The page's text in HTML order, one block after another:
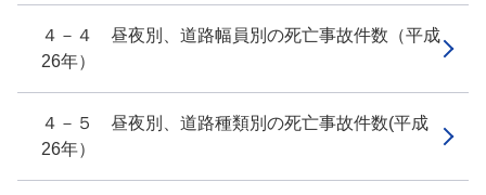
４－４ 昼夜別、道路幅員別の死亡事故件数（平成
26年）
４－５ 昼夜別、道路種類別の死亡事故件数(平成
26年）